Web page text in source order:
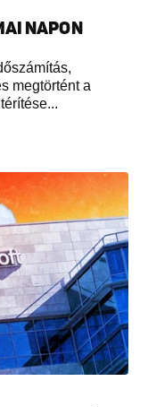
NAPON
megtörtént a